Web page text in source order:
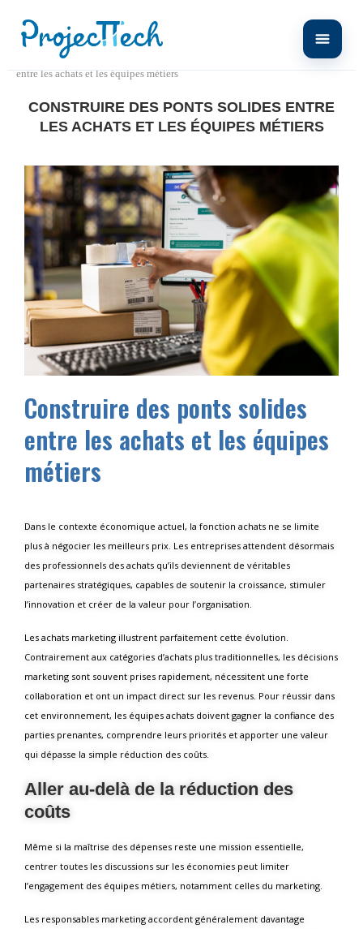
Construire des ponts solides
entre les achats et les équipes métiers
CONSTRUIRE DES PONTS SOLIDES ENTRE
LES ACHATS ET LES ÉQUIPES MÉTIERS
Construire des ponts solides
entre les achats et les équipes
métiers
Dans le contexte économique actuel, la fonction achats ne se limite
plus à négocier les meilleurs prix. Les entreprises attendent désormais
des professionnels des achats qu’ils deviennent de véritables
partenaires stratégiques, capables de soutenir la croissance, stimuler
l’innovation et créer de la valeur pour l’organisation.
Les achats marketing illustrent parfaitement cette évolution.
Contrairement aux catégories d’achats plus traditionnelles, les décisions
marketing sont souvent prises rapidement, nécessitent une forte
collaboration et ont un impact direct sur les revenus. Pour réussir dans
cet environnement, les équipes achats doivent gagner la confiance des
parties prenantes, comprendre leurs priorités et apporter une valeur
qui dépasse la simple réduction des coûts.
Aller au-delà de la réduction des
coûts
Même si la maîtrise des dépenses reste une mission essentielle,
centrer toutes les discussions sur les économies peut limiter
l’engagement des équipes métiers, notamment celles du marketing.
Les responsables marketing accordent généralement davantage